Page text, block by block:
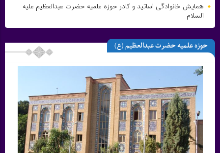
همایش خانوادگی اساتید و کادر حوزه علمیه حضرت عبدالعظیم علیه
السلام
حوزه علمیه حضرت عبدالعظیم (ع)